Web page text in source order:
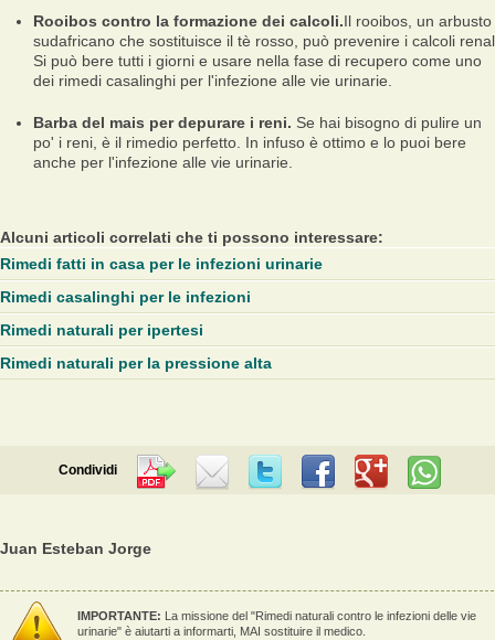
Rooibos contro la formazione dei calcoli.Il rooibos, un arbusto
sudafricano che sostituisce il tè rosso, può prevenire i calcoli
Si può bere tutti i giorni e usare nella fase di recupero come uno
dei rimedi casalinghi per l'infezione alle vie urinarie.
Barba del mais per depurare i reni. Se hai bisogno di pulire un
po' i reni, è il rimedio perfetto. In infuso è ottimo e lo puoi bere
anche per l'infezione alle vie urinarie.
Alcuni articoli correlati che ti possono interessare:
Rimedi fatti in casa per le infezioni urinarie
Rimedi casalinghi per le infezioni
Rimedi naturali per ipertesi
Rimedi naturali per la pressione alta
Condividi
Juan Esteban Jorge
IMPORTANTE: La missione del "Rimedi naturali contro le infezioni delle vie
urinarie" è aiutarti a informarti, MAI sostituire il medico.